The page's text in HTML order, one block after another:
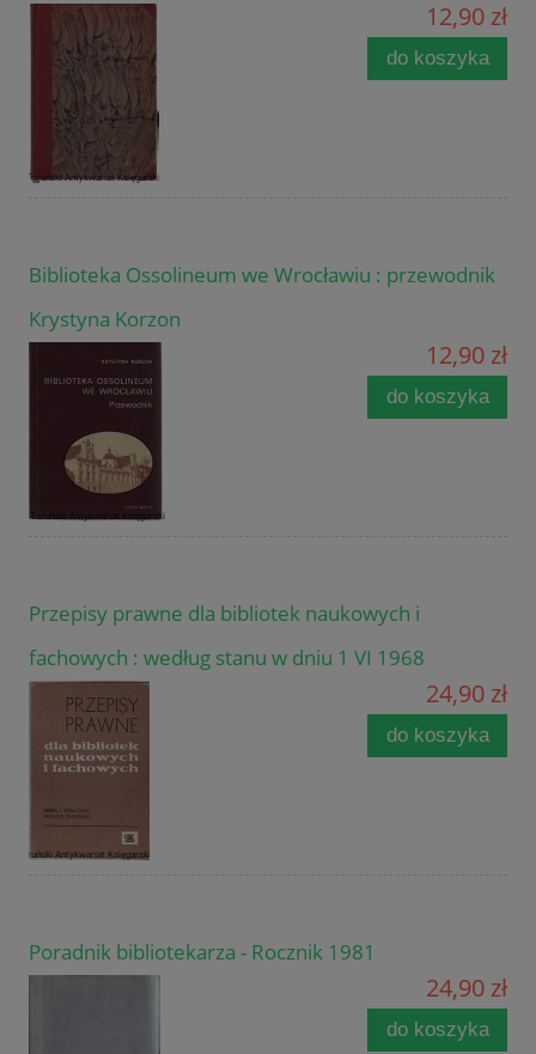
12,90 zł
do koszyka
Biblioteka Ossolineum we Wrocławiu : przewodnik
Krystyna Korzon
12,90 zł
do koszyka
Przepisy prawne dla bibliotek naukowych i
fachowych : według stanu w dniu 1 VI 1968
24,90 zł
do koszyka
Poradnik bibliotekarza - Rocznik 1981
24,90 zł
do koszyka